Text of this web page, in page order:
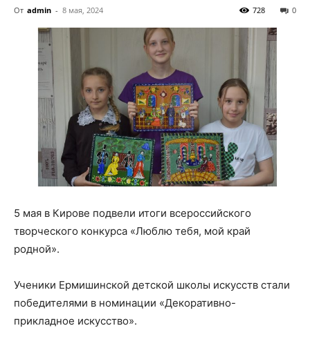
От admin - 8 мая, 2024 0
728
5 мая в Кирове подвели итоги всероссийского
творческого конкурса «Люблю тебя, мой край
родной».
Ученики Ермишинской детской школы искусств стали
победителями в номинации «Декоративно-
прикладное искусство».